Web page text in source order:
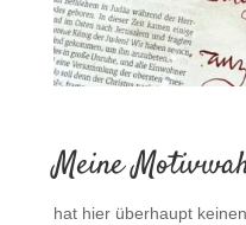
Meine
hat hier überhaupt